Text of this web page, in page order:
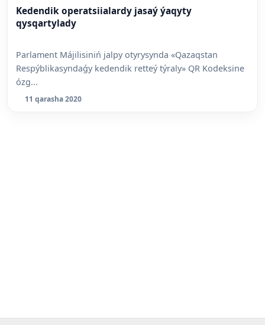
Kedendik operatsiialardy jasaý ýaqyty
qysqartylady
Parlament Májilisiniń jalpy otyrysynda «Qazaqstan
Respýblikasyndaǵy kedendik retteý týraly» QR Kodeksine
ózg...
11 qarasha 2020